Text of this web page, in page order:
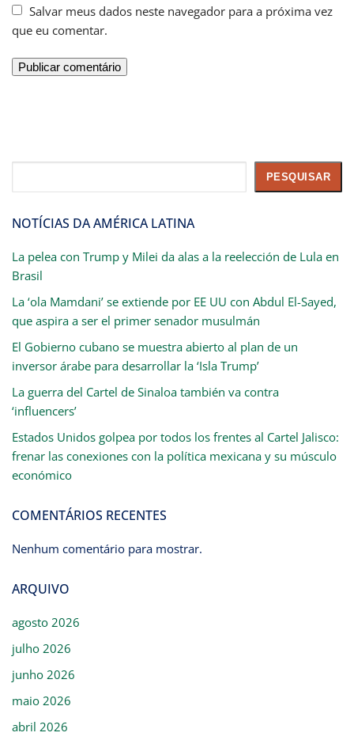
Salvar meus dados neste navegador para a próxima vez
que eu comentar.
PESQUISAR
NOTÍCIAS DA AMÉRICA LATINA
La pelea con Trump y Milei da alas a la reelección de Lula en
Brasil
La ‘ola Mamdani’ se extiende por EE UU con Abdul El-Sayed,
que aspira a ser el primer senador musulmán
El Gobierno cubano se muestra abierto al plan de un
inversor árabe para desarrollar la ‘Isla Trump’
La guerra del Cartel de Sinaloa también va contra
‘influencers’
Estados Unidos golpea por todos los frentes al Cartel Jalisco:
frenar las conexiones con la política mexicana y su músculo
económico
COMENTÁRIOS RECENTES
Nenhum comentário para mostrar.
ARQUIVO
agosto 2026
julho 2026
junho 2026
maio 2026
abril 2026